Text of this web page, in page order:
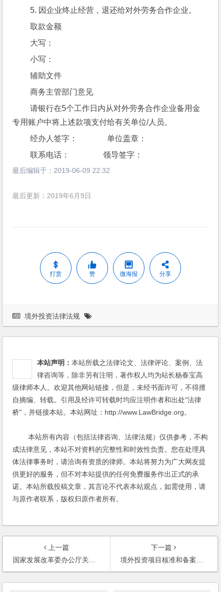
5. 因企业终止经营，退还给对外劳务合作企业。
取款金额
大写：
小写：
辅助文件
商务主管部门意见
请银行在5个工作日内从对外劳务合作企业备用金
专用账户中将上述款项支付给有关单位/人员。
经办人签字：               单位盖章：
联系电话：                 领导签字：
最后编辑于： 2019-06-09 22:32
最后更新：2019年6月9日
打赏 赞 微海报 分享
境外投资法律法规
本站声明：本站所载之法律论文、法律评论、案例、法
律咨询等，除非另有注明，著作权人均为站长杨春宝高
级律师本人。欢迎其他网站链接，但是，未经书面许可，不得擅
自摘编、转载。引用及经许可转载时均应注明作者和出处"法律
桥"，并链接本站。本站网址：http://www.LawBridge.org。
本站所有内容（包括法律咨询、法律法规）仅供参考，不构
成法律意见，本站不对资料的完整性和时效性负责。您在处理具
体法律事务时，请洽询有资质的律师。本站将努力为广大网友提
供更好的服务，但不对本站提供的任何免费服务作出正式的承
诺。本站所载投稿文章，其言论不代表本站观点，如需使用，请
与原作者联系，版权归原作者所有。
上一篇
国家发展改革委办公厅关于印发境外投资项目核准文件格式文本的通知
下一篇
境外投资项目核准和备案管理办法(2014)